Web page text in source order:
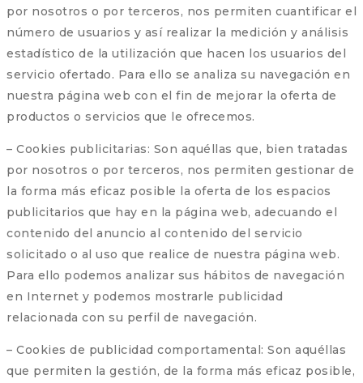
por nosotros o por terceros, nos permiten cuantificar el
número de usuarios y así realizar la medición y análisis
estadístico de la utilización que hacen los usuarios del
servicio ofertado. Para ello se analiza su navegación en
nuestra página web con el fin de mejorar la oferta de
productos o servicios que le ofrecemos.
– Cookies publicitarias: Son aquéllas que, bien tratadas
por nosotros o por terceros, nos permiten gestionar de
la forma más eficaz posible la oferta de los espacios
publicitarios que hay en la página web, adecuando el
contenido del anuncio al contenido del servicio
solicitado o al uso que realice de nuestra página web.
Para ello podemos analizar sus hábitos de navegación
en Internet y podemos mostrarle publicidad
relacionada con su perfil de navegación.
– Cookies de publicidad comportamental: Son aquéllas
que permiten la gestión, de la forma más eficaz posible,